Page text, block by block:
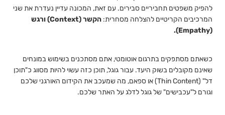
להפיק משפטים תחביריים סבירים. עם זאת, המכונה עדיין נעדרת את שני
המרכיבים הקריטיים להצלחה מסחרית:
הקשר (Context) ורגש
(Empathy).
כשאתם מסתפקים בתרגום אוטומטי, אתם מסתכנים בשימוש במונחים
שאינם מקובלים בשוק היעד. עבור גוגל, תוכן כזה עשוי להיות מסווג כ"תוכן
דל" (Thin Content) או ספאם, מה שמעכב את הקידום האורגני שלכם
וגורם ל"עכבישים" של גוגל לדלג על האתר שלכם.